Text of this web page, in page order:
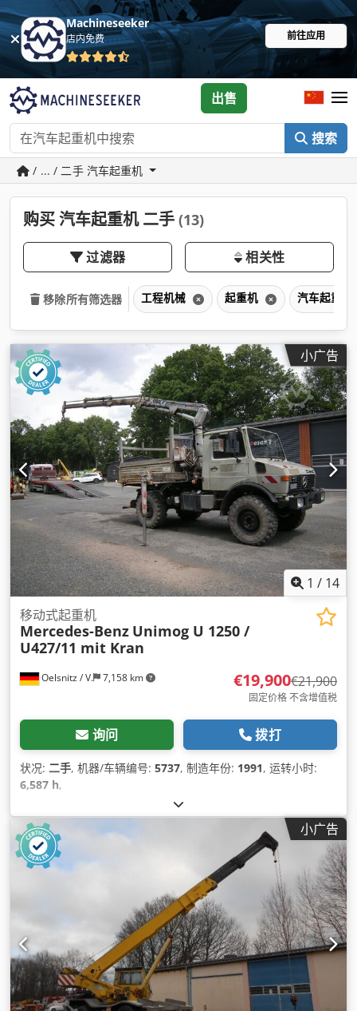
Machineseeker
店内免费 前往应用
搜索
出售
/ ... / 二手 汽车起重机
购买 汽车起重机 二手 (13)
过滤器 相关性
移除所有筛选器 工程机械 起重机 汽车起重机
小广告
1 / 14
Oelsnitz / V. 7,158 km
移动式起重机
Mercedes-Benz Unimog U 1250 /
U427/11 mit Kran
€19,900€21,900
固定价格 不含增值税
询问 拨打
状况: 二手, 机器/车辆编号: 5737, 制造年份: 1991, 运转小时:
6,587 h,
小广告